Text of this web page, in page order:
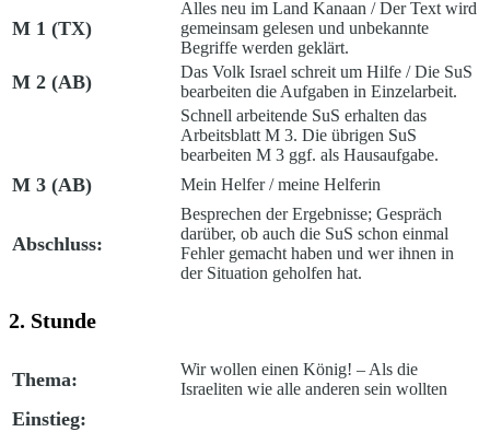
M 1 (TX)
Alles neu im Land Kanaan / Der Text wird
gemeinsam gelesen und unbekannte
Begriffe werden geklärt.
M 2 (AB) Das Volk Israel schreit um Hilfe / Die SuS
bearbeiten die Aufgaben in Einzelarbeit.
Schnell arbeitende SuS erhalten das
Arbeitsblatt M 3. Die übrigen SuS
bearbeiten M 3 ggf. als Hausaufgabe.
M 3 (AB) Mein Helfer / meine Helferin
Abschluss:
Besprechen der Ergebnisse; Gespräch
darüber, ob auch die SuS schon einmal
Fehler gemacht haben und wer ihnen in
der Situation geholfen hat.
2. Stunde
Thema:
Wir wollen einen König! – Als die
Israeliten wie alle anderen sein wollten
Einstieg: